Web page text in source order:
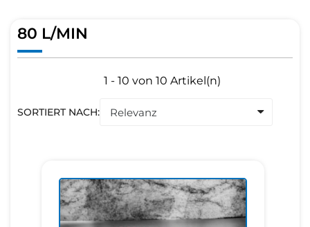
80 L/MIN
1 - 10 von 10 Artikel(n)
SORTIERT NACH: